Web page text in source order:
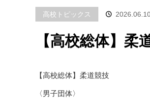
高校トピックス
【高校総体】
【高校総体】柔道競技
〈男子団体〉